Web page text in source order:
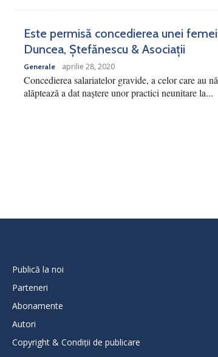
Este permisă concedierea unei
Duncea, Ștefănescu & Asociații
Generale aprilie 28, 2020
Concedierea salariatelor gravide, a celor care au
alăptează a dat naștere unor practici neunitare la...
Publică la noi
Parteneri
Abonamente
Autori
Copyright & Condiții de publicare